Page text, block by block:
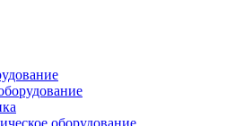
оборудование